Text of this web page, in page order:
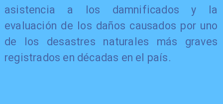
asistencia a los damnificados y la
evaluación de los daños causados por uno
de los desastres naturales más graves
registrados en décadas en el país.